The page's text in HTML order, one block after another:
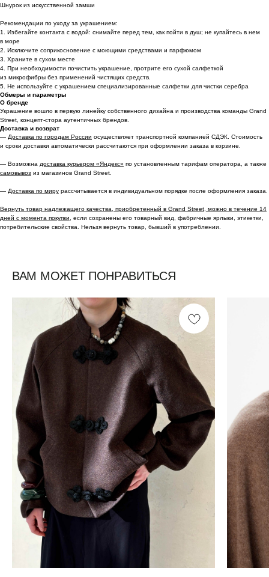
Шнурок из искусственной замши
Рекомендации по уходу за украшением:
1. Избегайте контакта с водой: снимайте перед тем, как пойти в душ; не купайтесь в нем
в море
2. Исключите соприкосновение с моющими средствами и парфюмом
3. Храните в сухом месте
4. При необходимости почистить украшение, протрите его сухой салфеткой
из микрофибры без применений чистящих средств.
5. Не используйте с украшением специализированные салфетки для чистки серебра
Обмеры и параметры
О бренде
Украшение вошло в первую линейку собственного дизайна и производства команды Grand
Street, концепт-стора аутентичных брендов.
Доставка и возврат
— Доставка по городам России осуществляет транспортной компанией СДЭК. Стоимость
и сроки доставки автоматически рассчитаются при оформлении заказа в корзине.
— Возможна доставка курьером «Яндекс» по установленным тарифам оператора, а также
самовывоз из магазинов Grand Street.
— Доставка по миру рассчитывается в индивидуальном порядке после оформления заказа.
Вернуть товар надлежащего качества, приобретенный в Grand Street, можно в течение 14
дней с момента покупки,
если сохранены его товарный вид, фабричные ярлыки, этикетки,
потребительские свойства. Нельзя вернуть товар, бывший в употреблении.
ВАМ МОЖЕТ ПОНРАВИТЬСЯ
Смотреть все /